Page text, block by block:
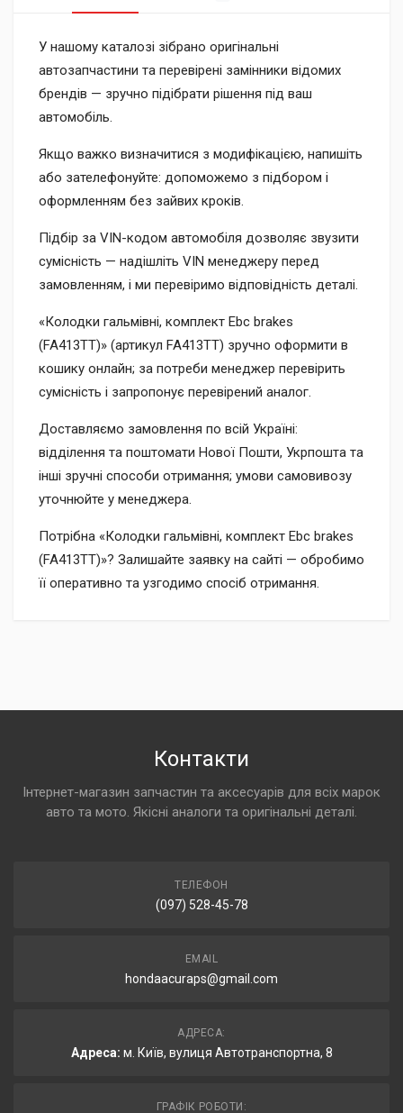
У нашому каталозі зібрано оригінальні
автозапчастини та перевірені замінники відомих
брендів — зручно підібрати рішення під ваш
автомобіль.
Якщо важко визначитися з модифікацією, напишіть
або зателефонуйте: допоможемо з підбором і
оформленням без зайвих кроків.
Підбір за VIN-кодом автомобіля дозволяє звузити
сумісність — надішліть VIN менеджеру перед
замовленням, і ми перевіримо відповідність деталі.
«Колодки гальмівні, комплект Ebc brakes
(FA413TT)» (артикул FA413TT) зручно оформити в
кошику онлайн; за потреби менеджер перевірить
сумісність і запропонує перевірений аналог.
Доставляємо замовлення по всій Україні:
відділення та поштомати Нової Пошти, Укрпошта та
інші зручні способи отримання; умови самовивозу
уточнюйте у менеджера.
Потрібна «Колодки гальмівні, комплект Ebc brakes
(FA413TT)»? Залишайте заявку на сайті — обробимо
її оперативно та узгодимо спосіб отримання.
Контакти
Інтернет-магазин запчастин та аксесуарів для всіх марок
авто та мото. Якісні аналоги та оригінальні деталі.
ТЕЛЕФОН
(097) 528-45-78
EMAIL
hondaacuraps@gmail.com
АДРЕСА:
Адреса: м. Київ, вулиця Автотранспортна, 8
ГРАФІК РОБОТИ: